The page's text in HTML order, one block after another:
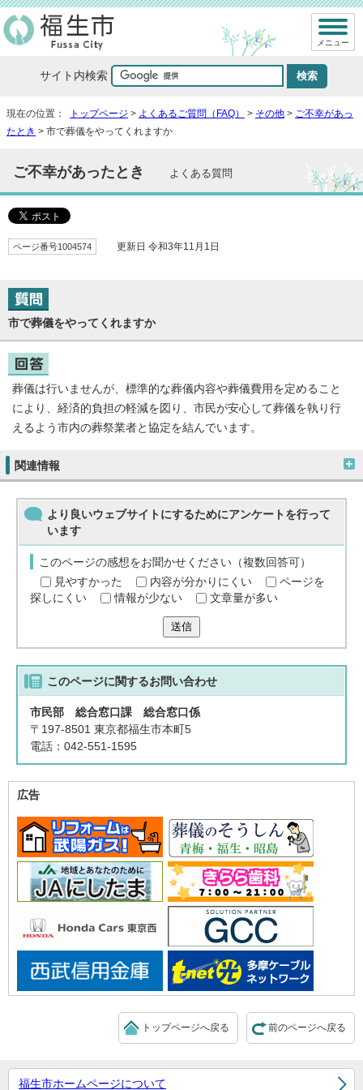
サイト内検索
メニュー
現在の位置： トップページ > よくあるご質問（FAQ） > その他 > ご不幸があっ
たとき > 市で葬儀をやってくれますか
ご不幸があったとき よくある質問
ページ番号1004574 更新日 令和3年11月1日
市で葬儀をやってくれますか
葬儀は行いませんが、標準的な葬儀内容や葬儀費用を定めること
により、経済的負担の軽減を図り、市民が安心して葬儀を執り行
えるよう市内の葬祭業者と協定を結んでいます。
関連情報
より良いウェブサイトにするためにアンケートを行って
います
このページの感想をお聞かせください（複数回答可）
見やすかった
内容が分かりにくい
ページを
探しにくい
情報が少ない 文章量が多い
送信
このページに関するお問い合わせ
市民部 総合窓口課 総合窓口係
〒197-8501 東京都福生市本町5
電話：042-551-1595
広告
前のページへ戻る
トップページへ戻る
福生市ホームページについて